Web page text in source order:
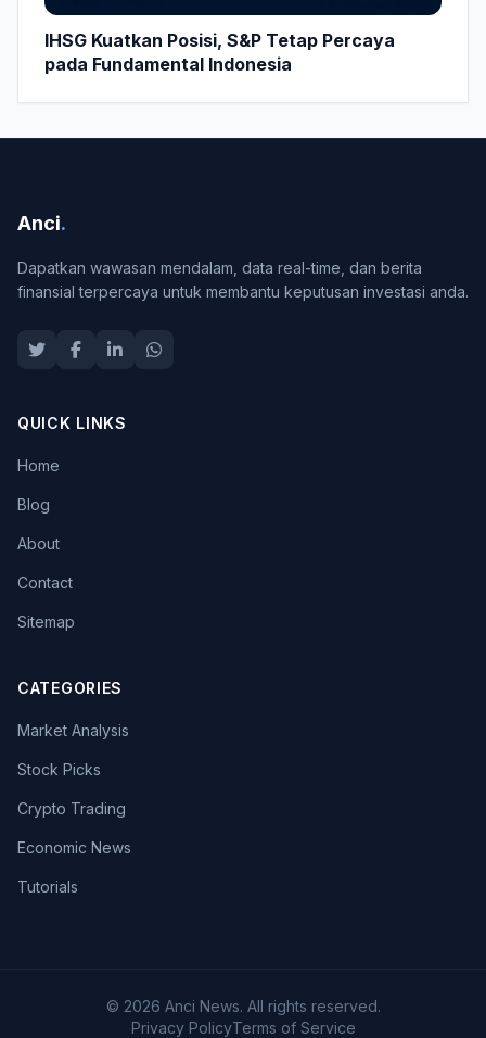
IHSG Kuatkan Posisi, S&P Tetap Percaya
pada Fundamental Indonesia
Anci.
Dapatkan wawasan mendalam, data real-time, dan berita
finansial terpercaya untuk membantu keputusan investasi anda.
QUICK LINKS
Home
Blog
About
Contact
Sitemap
CATEGORIES
Market Analysis
Stock Picks
Crypto Trading
Economic News
Tutorials
© 2026 Anci News. All rights reserved.
Privacy PolicyTerms of Service